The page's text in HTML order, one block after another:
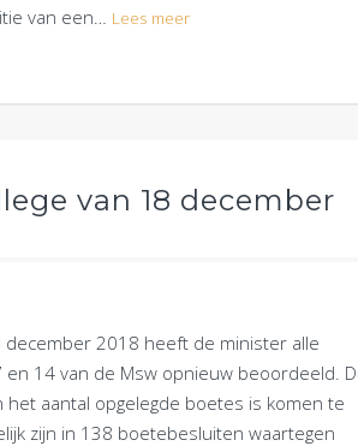
van een… Lees meer
van 18 december
december 2018 heeft de minister alle
14 van de Msw opnieuw beoordeeld.
aantal opgelegde boetes is komen te
zijn in 138 boetebesluiten waartegen